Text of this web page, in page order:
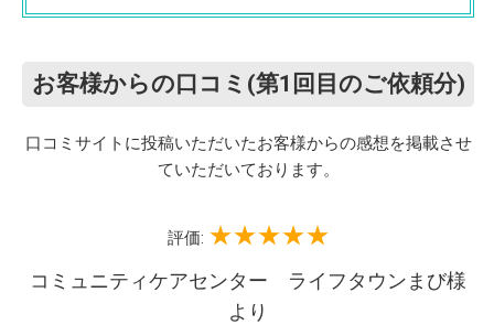
お客様からの口コミ(第1回目のご依頼分)
口コミサイトに投稿いただいたお客様からの感想を掲載させ
ていただいております。
評価:
コミュニティケアセンター ライフタウンまび様
より